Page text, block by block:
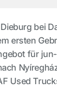
bei
ersten
für
Used